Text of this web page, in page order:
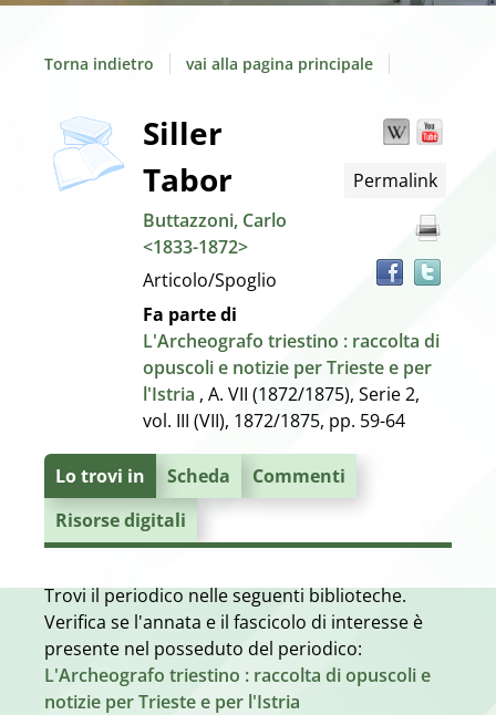
Torna indietro vai alla pagina principale
Dettaglio
del
documento
copertina Wikipedia
Permalink
Siller
Tabor
Buttazzoni, Carlo
<1833-1872>
Articolo/Spoglio
Fa parte di
L'Archeografo triestino : raccolta di
opuscoli e notizie per Trieste e per
l'Istria , A. VII (1872/1875), Serie 2,
vol. III (VII), 1872/1875, pp. 59-64
Lo trovi in Scheda
Commenti
Risorse digitali
Trovi il periodico nelle seguenti biblioteche.
Verifica se l'annata e il fascicolo di interesse è
presente nel posseduto del periodico:
L'Archeografo triestino : raccolta di opuscoli e
notizie per Trieste e per l'Istria